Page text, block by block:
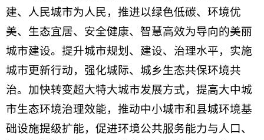
建、人民城市为人民，推进以绿色低碳、环境优
美、生态宜居、安全健康、智慧高效为导向的美丽
城市建设。提升城市规划、建设、治理水平，实施
城市更新行动，强化城际、城乡生态共保环境共
治。加快转变超大特大城市发展方式，提高大中城
市生态环境治理效能，推动中小城市和县城环境基
础设施提级扩能，促进环境公共服务能力与人口、